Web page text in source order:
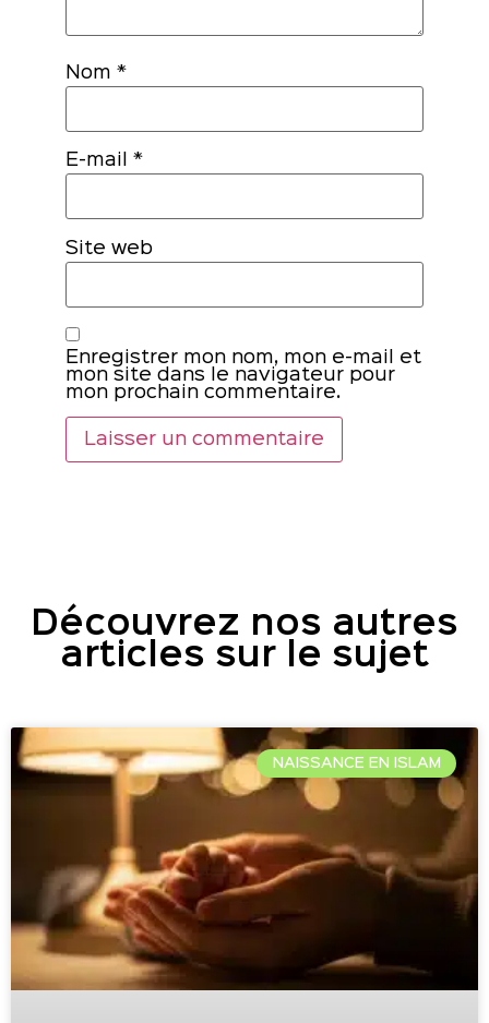
Nom *
E-mail *
Site web
Enregistrer mon nom, mon e-mail et
mon site dans le navigateur pour
mon prochain commentaire.
Découvrez nos autres
articles sur le sujet
NAISSANCE EN ISLAM